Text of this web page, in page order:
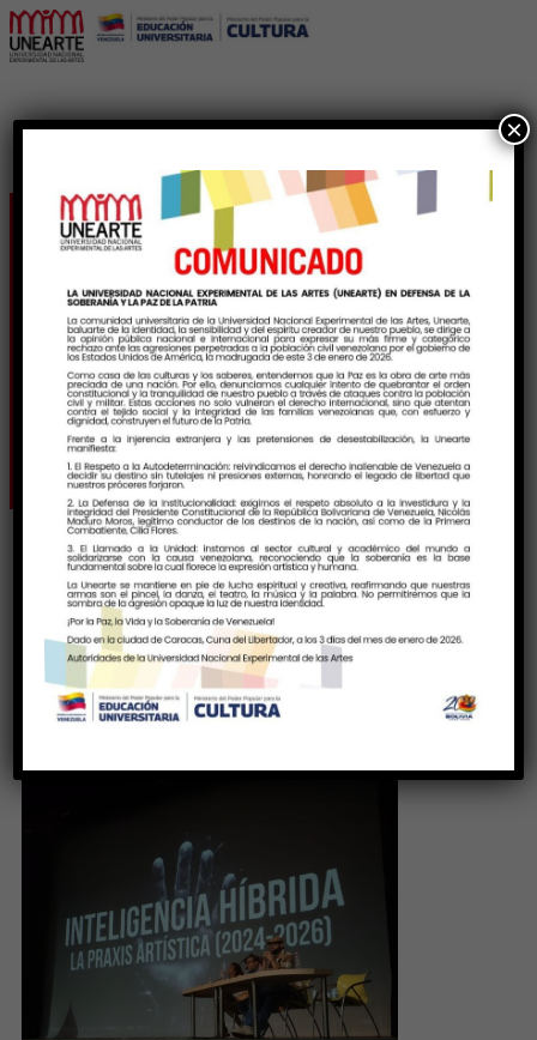
Unearte reflexiona
sobre la inteligencia
artificial desde el
lenguaje artístico
×